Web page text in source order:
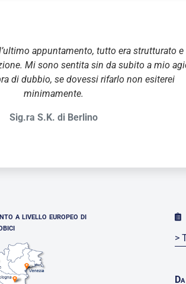
appuntamento, tutto era strutturato e
Mi sono sentita sin da subito a mio
di dubbio, se dovessi rifarlo non esiterei
minimamente.
Sig.ra S.K. di Berlino
a livello europeo di
>